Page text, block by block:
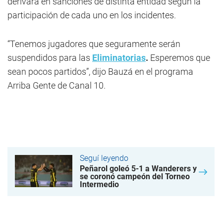
participación de cada uno en los incidentes.
“Tenemos jugadores que seguramente serán
suspendidos para las Eliminatorias. Esperemos que
sean pocos partidos”, dijo Bauzá en el programa
Arriba Gente de Canal 10.
Seguí leyendo
Peñarol goleó 5-1 a Wanderers y
se coronó campeón del Torneo
Intermedio